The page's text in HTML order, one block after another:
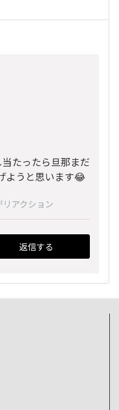
たったら旦那まだ
ようと思います😂
リアクション
返信する